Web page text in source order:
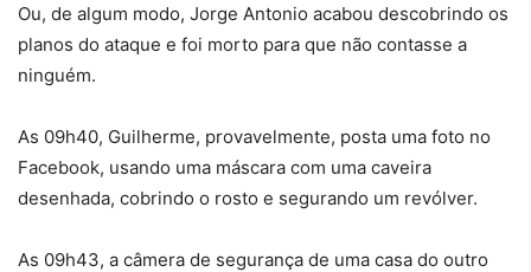
Ou, de algum modo, Jorge Antonio acabou descobrindo os
planos do ataque e foi morto para que não contasse a
ninguém.
As 09h40, Guilherme, provavelmente, posta uma foto no
Facebook, usando uma máscara com uma caveira
desenhada, cobrindo o rosto e segurando um revólver.
As 09h43, a câmera de segurança de uma casa do outro